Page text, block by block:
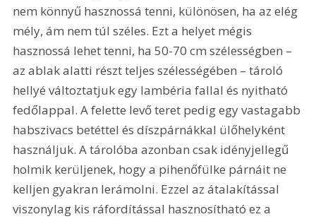
nem könnyű hasznossá tenni, különösen, ha az elég
mély, ám nem túl széles. Ezt a helyet mégis
hasznossá lehet tenni, ha 50-70 cm szélességben –
az ablak alatti részt teljes szélességében – tároló
hellyé változtatjuk egy lambéria fallal és nyitható
fedőlappal. A felette levő teret pedig egy vastagabb
habszivacs betéttel és díszpárnákkal ülőhelyként
használjuk. A tárolóba azonban csak idényjellegű
holmik kerüljenek, hogy a pihenőfülke párnáit ne
kelljen gyakran lerámolni. Ezzel az átalakítással
viszonylag kis ráfordítással hasznosítható ez a